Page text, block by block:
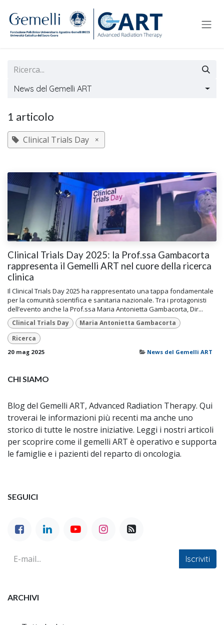
News del Gemelli ART
1 articolo
Clinical Trials Day ×
Clinical Trials Day 2025: la Prof.ssa Gambacorta
rappresenta il Gemelli ART nel cuore della ricerca
clinica
Il Clinical Trials Day 2025 ha rappresentato una tappa fondamentale
per la comunità scientifica e sanitaria nazionale. Tra i protagonisti
dell’evento anche la Prof.ssa Maria Antonietta Gambacorta, Dir...
Clinical Trials Day
Maria Antonietta Gambacorta
Ricerca
20 mag 2025 News del Gemelli ART
CHI SIAMO
Blog del Gemelli ART, Advanced Radiation Therapy. Qui
troverai le informazioni più recenti ma anche uno
storico di tutte le nostre iniziative. Leggi i nostri articoli
per scoprire come il gemelli ART è operativo e supporta
le famiglie e i pazienti del reparto di oncologia.
SEGUICI
Iscriviti
ARCHIVI